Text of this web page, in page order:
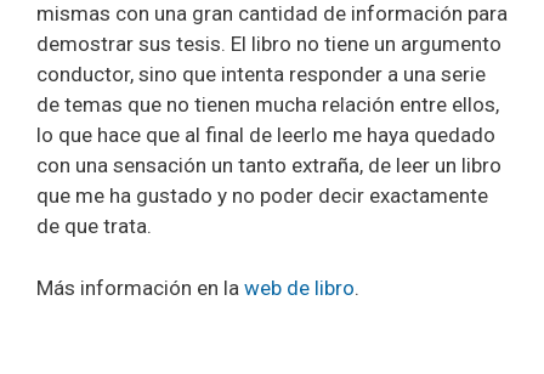
mismas con una gran cantidad de información para
demostrar sus tesis. El libro no tiene un argumento
conductor, sino que intenta responder a una serie
de temas que no tienen mucha relación entre ellos,
lo que hace que al final de leerlo me haya quedado
con una sensación un tanto extraña, de leer un libro
que me ha gustado y no poder decir exactamente
de que trata.
Más información en la web de libro.